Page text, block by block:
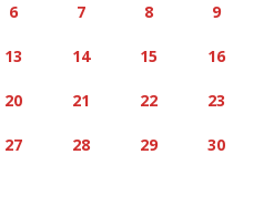
6 7 8 9
13 14 15 16
20 21 22 23
27 28 29 30